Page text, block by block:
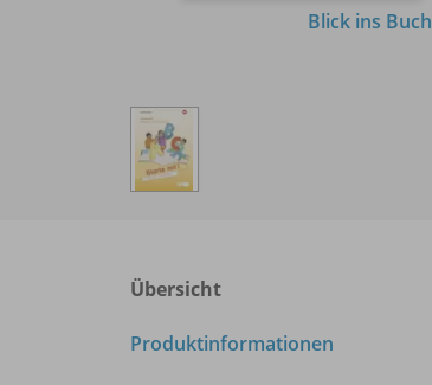
Blick ins Buch
Übersicht
Produktinformationen